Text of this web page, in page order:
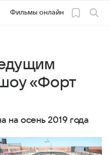
Фильмы онлайн
«Форт
на осень 2019 года